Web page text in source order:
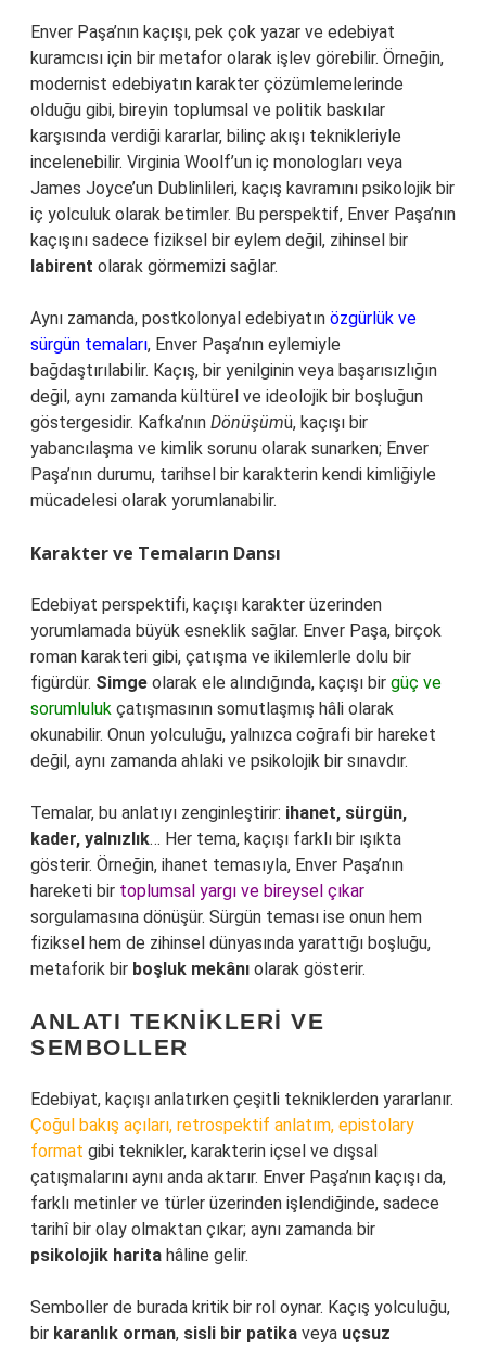
Enver Paşa’nın kaçışı, pek çok yazar ve edebiyat
kuramcısı için bir metafor olarak işlev görebilir. Örneğin,
modernist edebiyatın karakter çözümlemelerinde
olduğu gibi, bireyin toplumsal ve politik baskılar
karşısında verdiği kararlar, bilinç akışı teknikleriyle
incelenebilir. Virginia Woolf’un iç monologları veya
James Joyce’un Dublinlileri, kaçış kavramını psikolojik bir
iç yolculuk olarak betimler. Bu perspektif, Enver Paşa’nın
kaçışını sadece fiziksel bir eylem değil, zihinsel bir
labirent olarak görmemizi sağlar.
Aynı zamanda, postkolonyal edebiyatın özgürlük ve
sürgün temaları, Enver Paşa’nın eylemiyle
bağdaştırılabilir. Kaçış, bir yenilginin veya başarısızlığın
değil, aynı zamanda kültürel ve ideolojik bir boşluğun
göstergesidir. Kafka’nın Dönüşümü, kaçışı bir
yabancılaşma ve kimlik sorunu olarak sunarken; Enver
Paşa’nın durumu, tarihsel bir karakterin kendi kimliğiyle
mücadelesi olarak yorumlanabilir.
Karakter ve Temaların Dansı
Edebiyat perspektifi, kaçışı karakter üzerinden
yorumlamada büyük esneklik sağlar. Enver Paşa, birçok
roman karakteri gibi, çatışma ve ikilemlerle dolu bir
figürdür. Simge olarak ele alındığında, kaçışı bir güç ve
sorumluluk çatışmasının somutlaşmış hâli olarak
okunabilir. Onun yolculuğu, yalnızca coğrafi bir hareket
değil, aynı zamanda ahlaki ve psikolojik bir sınavdır.
Temalar, bu anlatıyı zenginleştirir: ihanet, sürgün,
kader, yalnızlık… Her tema, kaçışı farklı bir ışıkta
gösterir. Örneğin, ihanet temasıyla, Enver Paşa’nın
hareketi bir toplumsal yargı ve bireysel çıkar
sorgulamasına dönüşür. Sürgün teması ise onun hem
fiziksel hem de zihinsel dünyasında yarattığı boşluğu,
metaforik bir boşluk mekânı olarak gösterir.
ANLATI TEKNIKLERI VE
SEMBOLLER
Edebiyat, kaçışı anlatırken çeşitli tekniklerden yararlanır.
Çoğul bakış açıları, retrospektif anlatım, epistolary
format gibi teknikler, karakterin içsel ve dışsal
çatışmalarını aynı anda aktarır. Enver Paşa’nın kaçışı da,
farklı metinler ve türler üzerinden işlendiğinde, sadece
tarihî bir olay olmaktan çıkar; aynı zamanda bir
psikolojik harita hâline gelir.
Semboller de burada kritik bir rol oynar. Kaçış yolculuğu,
bir karanlık orman, sisli bir patika veya uçsuz